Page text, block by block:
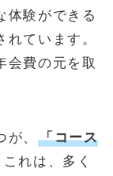
体験ができる
れています。
会費の元を取
、
「コース
れは、多く